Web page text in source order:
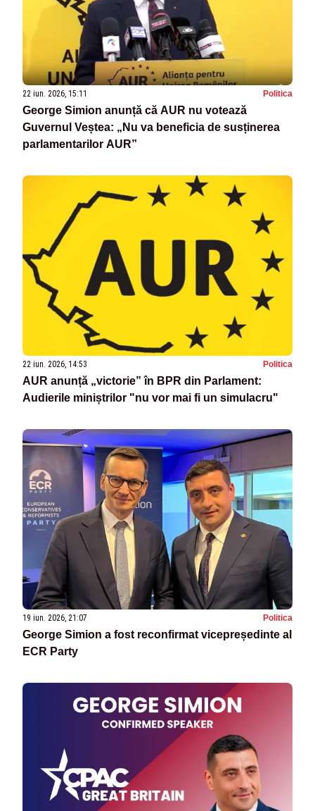
22 iun. 2026, 15:11 Politica
George Simion anunță că AUR nu votează
Guvernul Veștea: „Nu va beneficia de susținerea
parlamentarilor AUR”
22 iun. 2026, 14:53 Politica
AUR anunță „victorie” în BPR din Parlament:
Audierile miniștrilor "nu vor mai fi un simulacru"
19 iun. 2026, 21:07 Politica
George Simion a fost reconfirmat vicepreședinte al
ECR Party